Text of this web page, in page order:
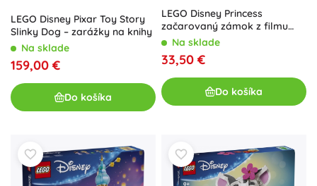
LEGO Disney Pixar Toy Story
Slinky Dog – zarážky na knihy
Na sklade
159,00 €
Do košíka
LEGO Disney Princess
začarovaný zámok z filmu
Kráska a zviera
Na sklade
33,50 €
Do košíka